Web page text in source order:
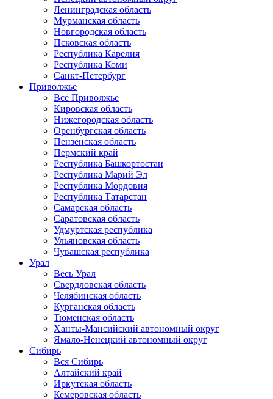
Ленинградская область
Мурманская область
Новгородская область
Псковская область
Республика Карелия
Республика Коми
Санкт-Петербург
Приволжье
Всё Приволжье
Кировская область
Нижегородская область
Оренбургская область
Пензенская область
Пермский край
Республика Башкортостан
Республика Марий Эл
Республика Мордовия
Республика Татарстан
Самарская область
Саратовская область
Удмуртская республика
Ульяновская область
Чувашская республика
Урал
Весь Урал
Свердловская область
Челябинская область
Курганская область
Тюменская область
Ханты-Мансийский автономный округ
Ямало-Ненецкий автономный округ
Сибирь
Вся Сибирь
Алтайский край
Иркутская область
Кемеровская область